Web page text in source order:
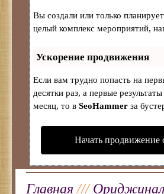
Вы создали или только
целый комплекс мероприятий,
Ускорение продвижения
Если вам трудно попасть на
десятки раз, а первые
месяц, то в SeoHammer за
Начать продвижение
Главная ///